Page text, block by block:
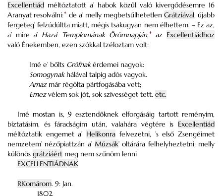
Excellentiád méltóztatott a’ habok közűl való kivergődésemre 16
Aranyat resolválni:* de a’ melly megbetsűlhetetlen Grátziával, újabb
fergeteg’ felzúdúltta miatt, mégis tsakugyan nem élhettem. – Ez az,
a’ mire a’ Haza’ Templomának Örömnapján,* az Excellentiádhoz
való Énekemben, ezen szókkal tzéloztam volt:
Imé e’ bőlts Grófnakérdemei nagyok:
Somogynakhálával talpig adós vagyok.
Amazmár régólta pártfogásába vett;
Emezvélem sok jót, sok szívességet tett. etc.
Imé mostan is, 9 esztendőknek elforgásáig tartott reményim,
bíztatásim, és fáradságim után, valahára végtére is Excellentiád
méltóztatik engemet a’ Helikonra felvezetni, ’s első Zsengéimet
nemzetem’ nézőpiattzán a’ Múzsák’ oltárára felhelyheztetni: melly
különös grátziáért meg nem szűnöm lenni
EXCELLENTIÁDNAK
RKomárom. 9: Jan.
1802.